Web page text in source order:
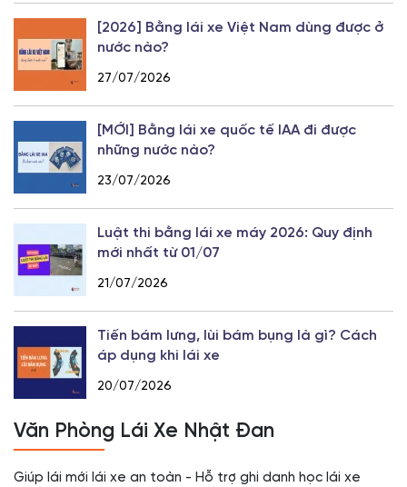
[2026] Bằng lái xe Việt Nam dùng được ở
nước nào?
27/07/2026
[MỚI] Bằng lái xe quốc tế IAA đi được
những nước nào?
23/07/2026
Luật thi bằng lái xe máy 2026: Quy định
mới nhất từ 01/07
21/07/2026
Tiến bám lưng, lùi bám bụng là gì? Cách
áp dụng khi lái xe
20/07/2026
Văn Phòng Lái Xe Nhật Đan
Giúp lái mới lái xe an toàn - Hỗ trợ ghi danh học lái xe